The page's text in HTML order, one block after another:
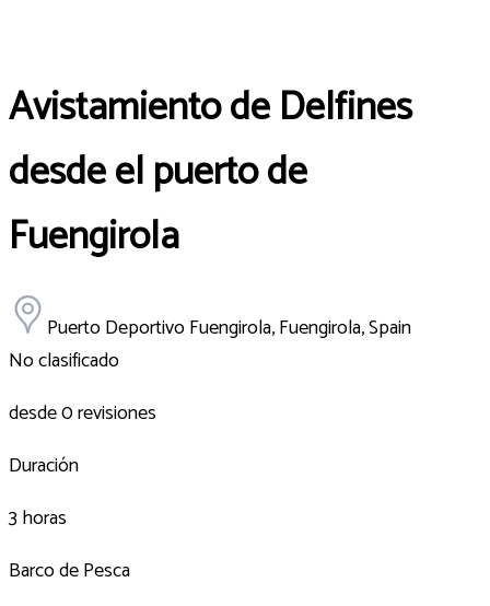
Avistamiento de Delfines
desde el puerto de
Fuengirola
Puerto Deportivo Fuengirola, Fuengirola, Spain
No clasificado
desde 0 revisiones
Duración
3 horas
Barco de Pesca